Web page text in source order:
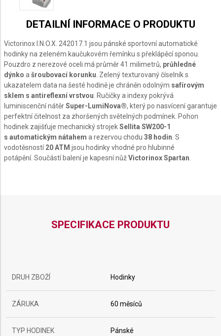
DETAILNÍ INFORMACE O PRODUKTU
Victorinox I.N.O.X. 242017.1 jsou pánské sportovní automatické
hodinky na zeleném kaučukovém řemínku s překlápěcí sponou.
Pouzdro z nerezové oceli má průměr 41 milimetrů, průhledné
dýnko ašroubovací korunku. Zelený texturovaný číselník s
ukazatelem data na šesté hodině je chráněn odolným safírovým
sklem s antireflexní vrstvou. Ručičky a indexy pokrývá
luminiscenční nátěrSuper-LumiNova®, který po nasvícení garantuje
perfektní čitelnost za zhoršených světelných podmínek. Pohon
hodinek zajišťuje mechanický strojekSellita SW200-1
s automatickým nátahem a rezervou chodu 38 hodin. S
vodotěsností20 ATM jsou hodinky vhodné pro hlubinné
potápění. Součástí balení je kapesní nůžVictorinox Spartan.
SPECIFIKACE PRODUKTU
DRUH ZBOŽÍ Hodinky
ZÁRUKA 60 měsíců
TYP HODINEK Pánské